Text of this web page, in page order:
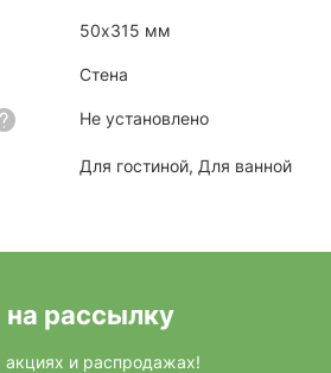
50x315 мм
Стена
Не установлено
Для гостиной, Для ванной
рассылку
акциях и распродажах!